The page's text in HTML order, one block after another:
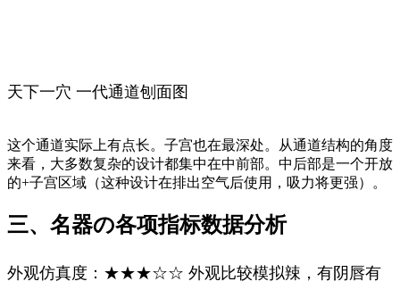
天下一穴 一代通道刨面图
这个通道实际上有点长。子宫也在最深处。从通道结构的角度
来看，大多数复杂的设计都集中在中前部。中后部是一个开放
的+子宫区域（这种设计在排出空气后使用，吸力将更强）。
三、名器の各项指标数据分析
外观仿真度：★★★☆☆ 外观比较模拟辣，有阴唇有